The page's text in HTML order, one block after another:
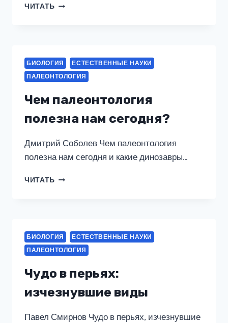
ЧИТАТЬ СКРЫТЫЙ
БИОЛОГИЯ
ЕСТЕСТВЕННЫЕ НАУКИ
ПАЛЕОНТОЛОГИЯ
Чем палеонтология
полезна нам сегодня?
Дмитрий Соболев Чем палеонтология
полезна нам сегодня и какие динозавры…
ЧИТАТЬ ЧЕМ
БИОЛОГИЯ
ЕСТЕСТВЕННЫЕ НАУКИ
ПАЛЕОНТОЛОГИЯ
Чудо в перьях:
изчезнувшие виды
Павел Смирнов Чудо в перьях, изчезнувшие